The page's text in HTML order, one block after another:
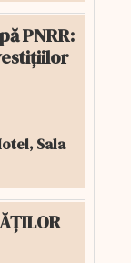
PNRR:
Sala